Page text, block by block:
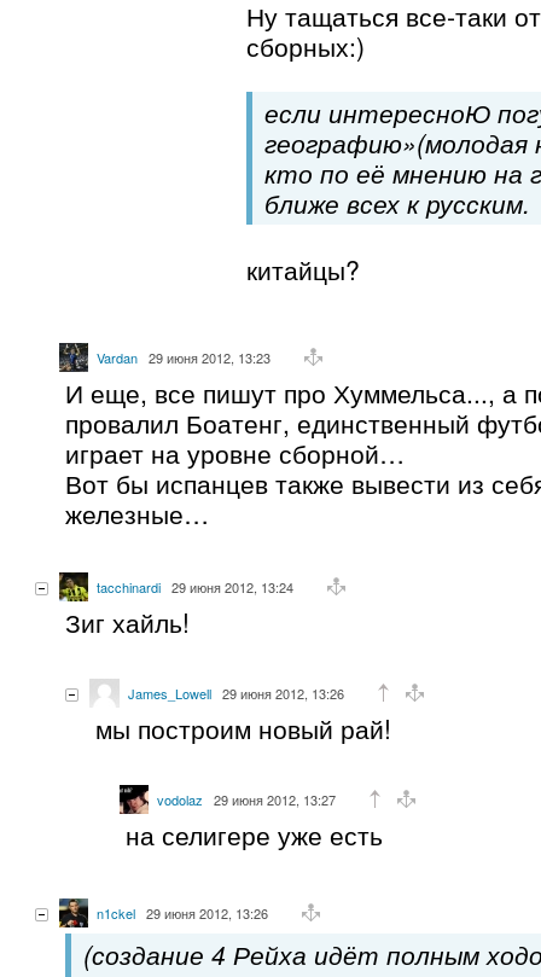
Ну тащаться все-таки
сборных:)
если интересноЮ
географию»(молодая
кто по её мнению на
ближе всех к русским.
китайцы?
Vardan 29 июня 2012, 13:23
И еще, все пишут про Хуммельса..., а
провалил Боатенг, единственный
играет на уровне сборной…
Вот бы испанцев также вывести из
железные…
tacchinardi 29 июня 2012, 13:24
Зиг хайль!
James_Lowell 29 июня 2012, 13:26
мы построим новый рай!
vodolaz 29 июня 2012, 13:27
на селигере уже есть
n1ckel 29 июня 2012, 13:26
(создание 4 Рейха идёт полным